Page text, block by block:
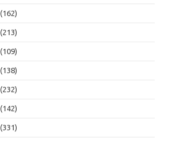
(162)
(213)
(109)
(138)
(232)
(142)
(331)